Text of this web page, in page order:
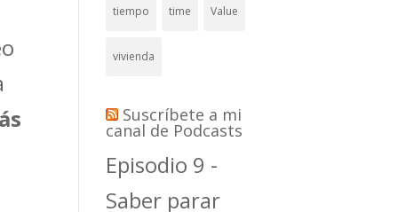
tiempo time Value
vivienda
Suscríbete a mi
canal de Podcasts
Episodio 9 -
Saber parar